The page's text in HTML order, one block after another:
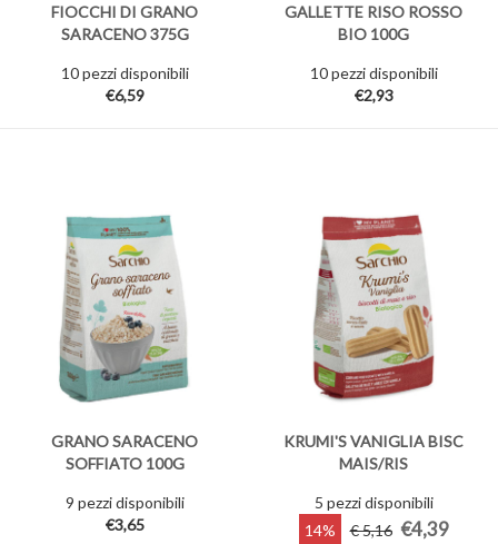
FIOCCHI DI GRANO
SARACENO 375G
10 pezzi disponibili
€6,59
GALLETTE RISO ROSSO
BIO 100G
10 pezzi disponibili
€2,93
GRANO SARACENO
SOFFIATO 100G
9 pezzi disponibili
€3,65
KRUMI'S VANIGLIA BISC
MAIS/RIS
5 pezzi disponibili
14%
€ 5,16 €4,39